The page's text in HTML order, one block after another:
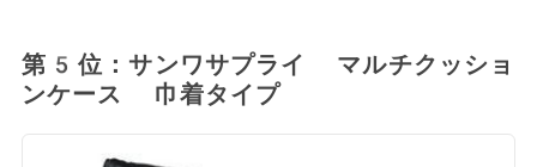
第5位：サンワサプライ マルチクッショ
ンケース 巾着タイプ